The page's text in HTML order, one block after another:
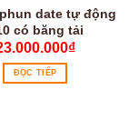
date tự động
có băng tải
₫
ĐỌC TIẾP